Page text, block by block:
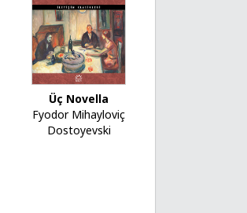
Üç Novella
Fyodor Mihayloviç
Dostoyevski